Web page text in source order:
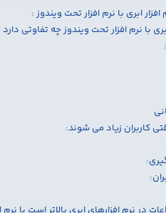
ابری با نرم افزار تحت ویندوز :
با نرم افزار تحت ویندوز چه تفاوتی دارد
کاربران زیاد می شوند:
در نرم افزارهای ابری بالاتر است یا نرم